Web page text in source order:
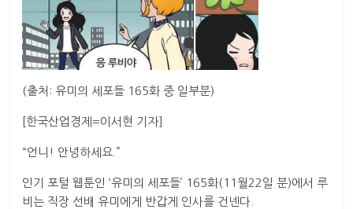
(출처: 유미의 세포들 165화 중 일부분)
[한국산업경제=이서현 기자]
“언니! 안녕하세요.”
인기 포털 웹툰인 ‘유미의 세포들’ 165화(11월22일 분)에서 루
비는 직장 선배 유미에게 반갑게 인사를 건넨다.